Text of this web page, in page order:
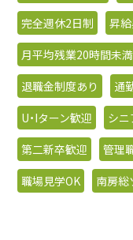
完全週休2日制
昇
月平均残業20時間未満
退職金制度あり
通
U・Iターン歓迎
シ
第二新卒歓迎
管理
職場見学OK
南房総